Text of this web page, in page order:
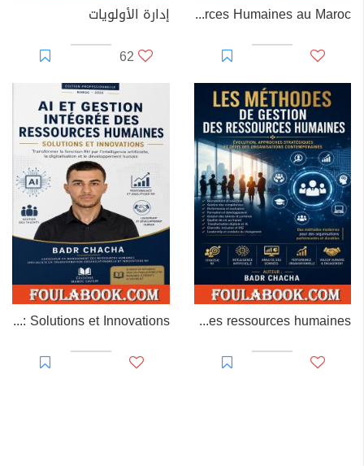
MAROC RH – Gestion des Ressources Humaines au Maroc
إدارة الأولويات
62
Les méthodes de gestion des ressources humaines
AI et Gestion Intégrée des Ressources Humaines : Solutions et Innovations